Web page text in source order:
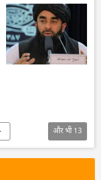
और भी13